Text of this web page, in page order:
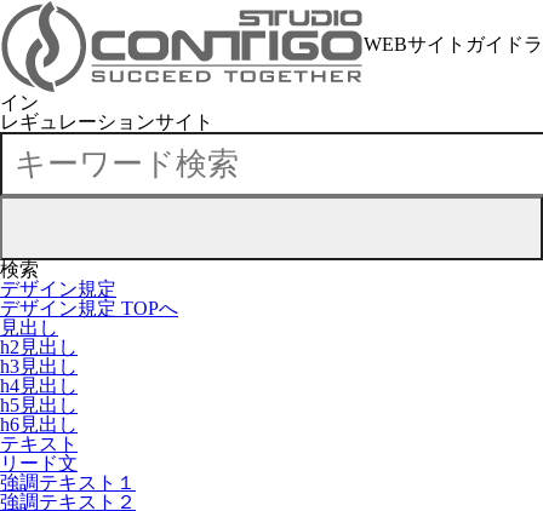
WEBサイトガイドラ
イン
レギュレーションサイト
検索
デザイン規定
デザイン規定 TOPへ
見出し
h2見出し
h3見出し
h4見出し
h5見出し
h6見出し
テキスト
リード文
強調テキスト１
強調テキスト２